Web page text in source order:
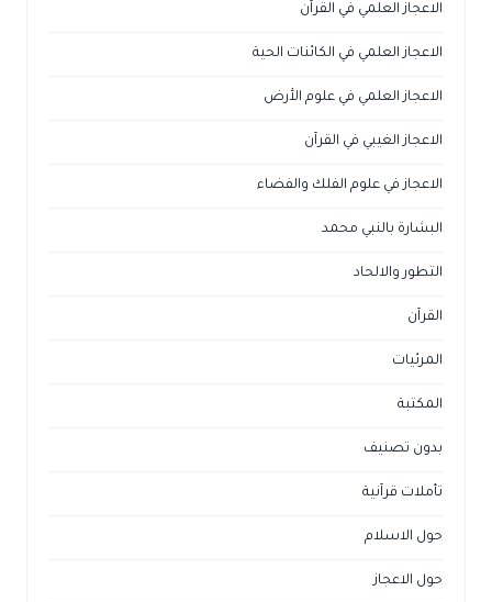
الاعجاز العلمي في القرآن
الاعجاز العلمي في الكائنات الحية
الاعجاز العلمي في علوم الأرض
الاعجاز الغيبي في القرآن
الاعجاز في علوم الفلك والفضاء
البشارة بالنبي محمد
التطور والالحاد
القرآن
المرئيات
المكتبة
بدون تصنيف
تأملات قرآنية
حول الاسلام
حول الاعجاز